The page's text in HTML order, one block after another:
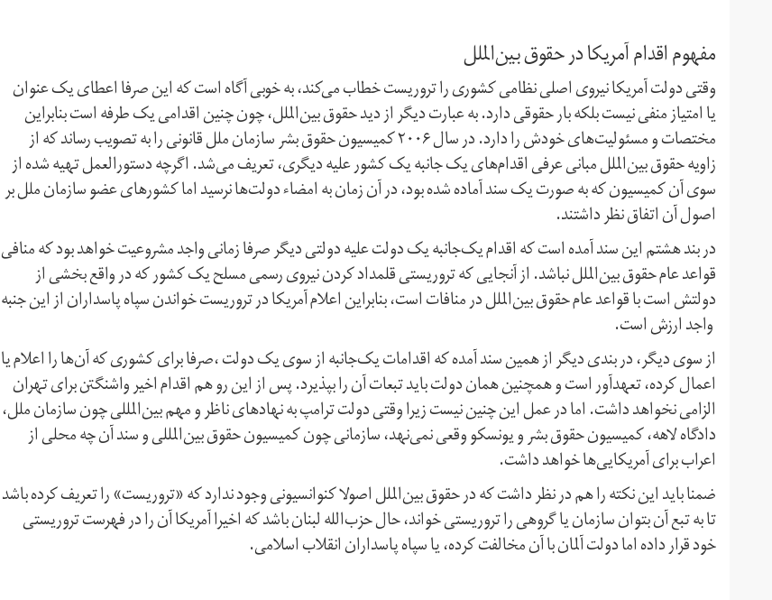
مفهوم اقدام آمریکا در حقوق بین‌الملل
وقتی دولت آمریکا نیروی اصلی نظامی کشوری را تروریست خطاب می‌کند، به خوبی آگاه است که این صرفا اعطای یک عنوان
یا امتیاز منفی نیست بلکه بار حقوقی دارد. به عبارت دیگر از دید حقوق بین‌الملل، چون چنین اقدامی یک طرفه است بنابراین
مختصات و مسئولیت‌های خودش را دارد. در سال ۲۰۰۶ کمیسیون حقوق بشر سازمان ملل قانونی را به تصویب رساند که از
زاویه حقوق بین‌الملل مبانی عرفی اقدام‌های یک جانبه یک کشور علیه دیگری، تعریف می‌شد. اگرچه دستورالعمل تهیه شده از
سوی آن کمیسیون که به صورت یک سند آماده شده بود، در آن زمان به امضاء دولت‌ها نرسید اما کشورهای عضو سازمان ملل بر
اصول آن اتفاق نظر داشتند.
در بند هشتم این سند آمده است که اقدام یک‌جانبه یک دولت علیه دولتی دیگر صرفا زمانی واجد مشروعیت خواهد بود که منافی
قواعد عام حقوق بین‌الملل نباشد. از آنجایی که تروریستی قلمداد کردن نیروی رسمی مسلح یک کشور که در واقع بخشی از
دولتش است با قواعد عام حقوق بین‌الملل در منافات است، بنابراین اعلام آمریکا در تروریست خواندن سپاه پاسداران از این جنبه
واجد ارزش است.
از سوی دیگر، در بندی دیگر از همین سند آمده که اقدامات یک‌جانبه از سوی یک دولت ،صرفا برای کشوری که آن‌ها را اعلام یا
اعمال کرده، تعهدآور است و همچنین همان دولت باید تبعات آن را بپذیرد. پس از این رو هم اقدام اخیر واشنگتن برای تهران
الزامی نخواهد داشت. اما در عمل این چنین نیست زیرا وقتی دولت ترامپ به نهادهای ناظر و مهم بین‌المللی چون سازمان ملل،
دادگاه لاهه، کمیسیون حقوق بشر و یونسکو وقعی نمی‌نهد، سازمانی چون کمیسیون حقوق بین‌المللی و سند آن چه محلی از
اعراب برای آمریکایی‌ها خواهد داشت.
ضمنا باید این نکته را هم در نظر داشت که در حقوق بین‌الملل اصولا کنوانسیونی وجود ندارد که «تروریست» را تعریف کرده باشد
تا به تبع آن بتوان سازمان یا گروهی را تروریستی خواند، حال حزب‌الله لبنان باشد که اخیرا آمریکا آن را در فهرست تروریستی
خود قرار داده اما دولت آلمان با آن مخالفت کرده، یا سپاه پاسداران انقلاب اسلامی.